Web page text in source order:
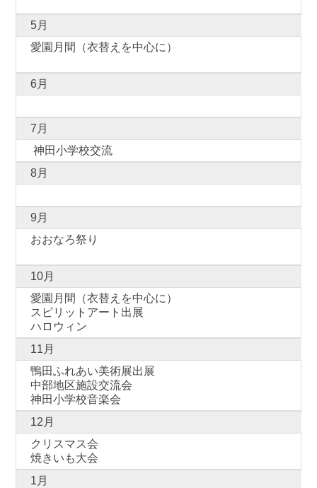
5月
愛園月間（衣替えを中心に）
6月
7月
神田小学校交流
8月
9月
おおなろ祭り
10月
愛園月間（衣替えを中心に）
スピリットアート出展
ハロウィン
11月
鴨田ふれあい美術展出展
中部地区施設交流会
神田小学校音楽会
12月
クリスマス会
焼きいも大会
1月